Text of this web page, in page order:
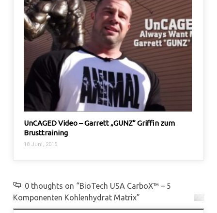
UnCAGED Video – Garrett „GUNZ“ Griffin zum
Brusttraining
18 Juni, 2015
0 thoughts on “BioTech USA CarboX™ – 5
Komponenten Kohlenhydrat Matrix”